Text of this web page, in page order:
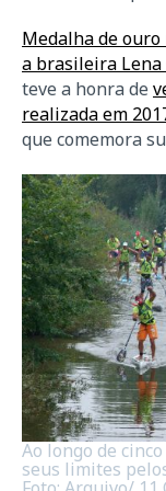
Medalha de ouro
a brasileira
teve a honra de
realizada em
que comemora
Ao longo de
seus limites